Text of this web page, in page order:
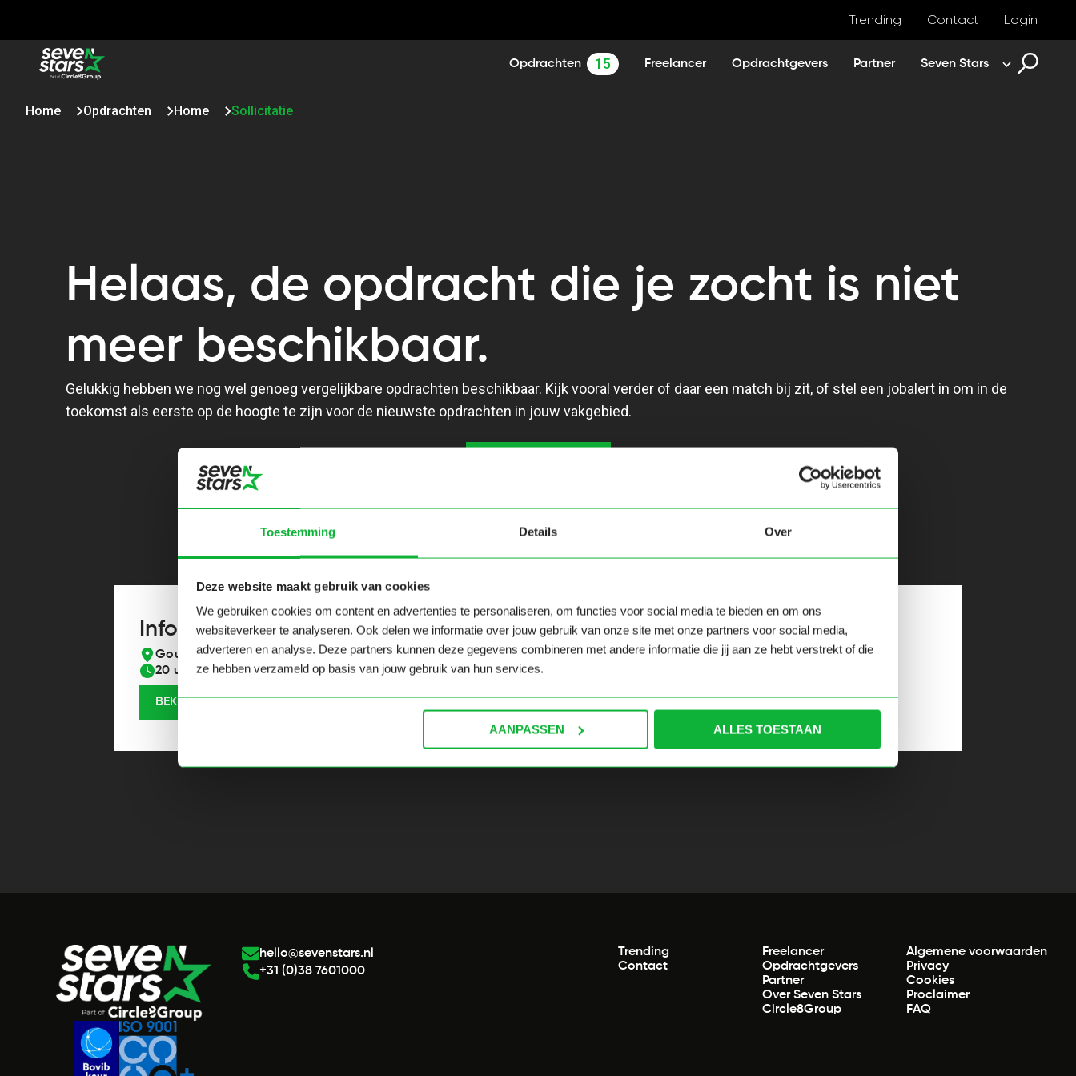
Toestemming Details Over
Deze website maakt gebruik van cookies
We gebruiken cookies om content en advertenties te personaliseren, om functies voor social media te bieden en om ons
websiteverkeer te analyseren. Ook delen we informatie over jouw gebruik van onze site met onze partners voor social media,
adverteren en analyse. Deze partners kunnen deze gegevens combineren met andere informatie die jij aan ze hebt verstrekt of die
ze hebben verzameld op basis van jouw gebruik van hun services.
AANPASSEN ALLES TOESTAAN
Home Opdrachten Home Sollicitatie
Trending Contact Login
Opdrachten 15 Freelancer Opdrachtgevers Partner Seven Stars
Helaas, de opdracht die je zocht is niet
meer beschikbaar.
Gelukkig hebben we nog wel genoeg vergelijkbare opdrachten beschikbaar. Kijk vooral verder of daar een match bij zit, of stel een jobalert in om in de
toekomst als eerste op de hoogte te zijn voor de nieuwste opdrachten in jouw vakgebied.
Gerelateerde opdrachten
Informatiearchitect
Gouda
20 uren
BEKIJK OPDRACHT
Information Security
Officer (proactief)
Groningen
BEKIJK OPDRACHT
Senior Testanalist
Leeuwarden
BEKIJK OPDRACHT
hello@sevenstars.nl
+31 (0)38 7601000
Trending
Contact
Freelancer
Opdrachtgevers
Partner
Over Seven Stars
Circle8Group
Algemene voorwaarden
Privacy
Cookies
Proclaimer
FAQ